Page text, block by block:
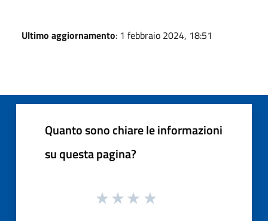
Ultimo aggiornamento: 1 febbraio 2024, 18:51
Quanto sono chiare le informazioni
su questa pagina?